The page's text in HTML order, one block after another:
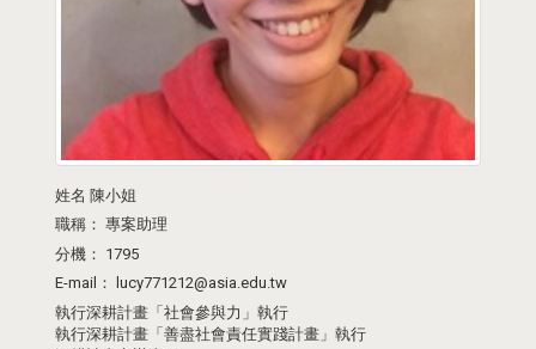
姓名 陳小姐
職稱： 專案助理
分機： 1795
E-mail：
lucy771212@asia.edu.tw
執行深耕計畫「社會參與力」執行
執行深耕計畫「善盡社會責任實踐計畫」執行